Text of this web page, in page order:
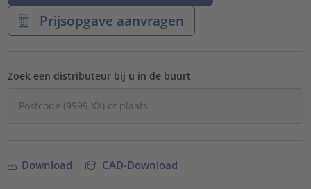
Prijsopgave aanvragen
Zoek een distributeur bij u in de buurt
Download CAD-Download